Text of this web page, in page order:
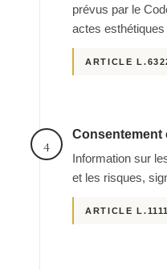
prévus par le
actes
ARTICLE
4
Consentement
Information sur
et les risques,
ARTICLE